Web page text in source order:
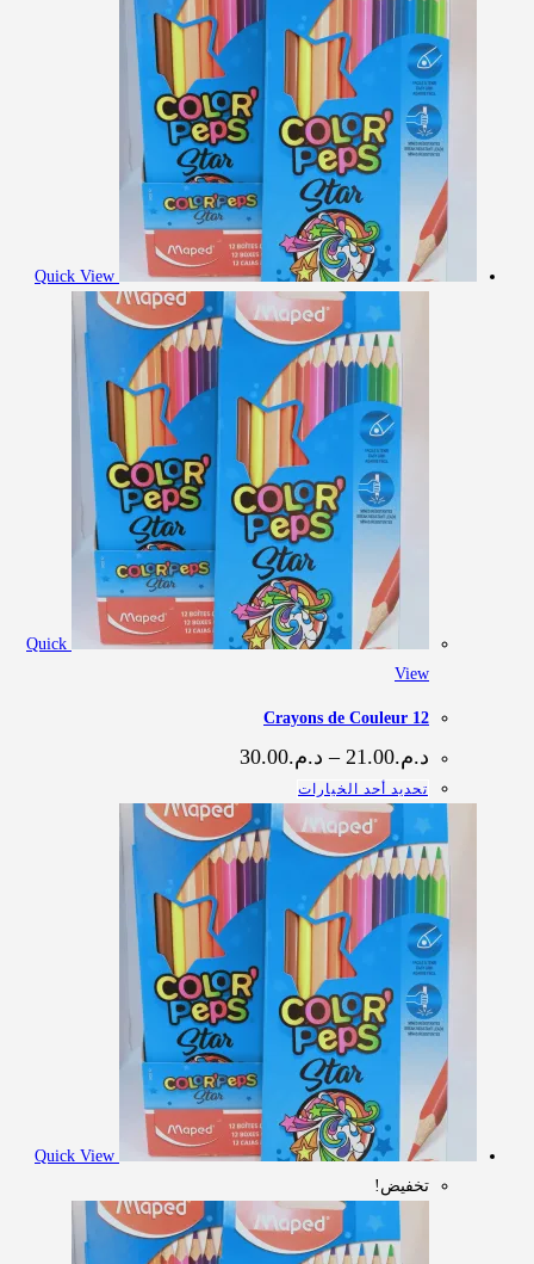
Quick
View
12 Crayons de Couleur
د.م.21.00
– د.م.30.00
خلال
تحديد أحد الخيارات
العديد
من
الأشكال
المختلفة
المنتج.
يمكن
اختيار
الخيارات
صفحة
المنتج
تخفيض!